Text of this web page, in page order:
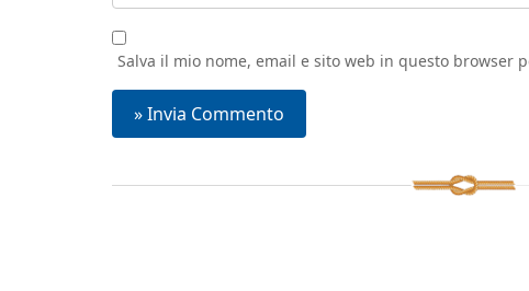
Salva il mio nome, email e sito web in questo browser